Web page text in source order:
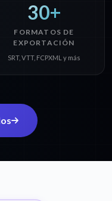
30+
FORMATOS DE
EXPORTACIÓN
SRT, VTT, FCPXML y más